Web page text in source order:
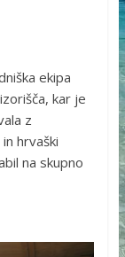
ekipa
kar je
z
hrvaški
na skupno